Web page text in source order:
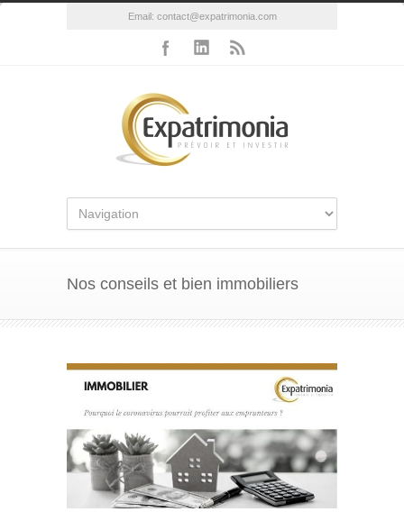
Email: contact@expatrimonia.com
Nos conseils et bien immobiliers